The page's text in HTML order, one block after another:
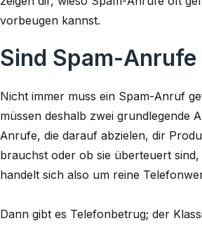
vorbeugen kannst.
Sind Spam-
Nicht immer muss ein Spam-Anruf
müssen deshalb zwei grundlegende
Anrufe, die darauf abzielen, dir
brauchst oder ob sie überteuert
handelt sich also um reine
Dann gibt es Telefonbetrug; der